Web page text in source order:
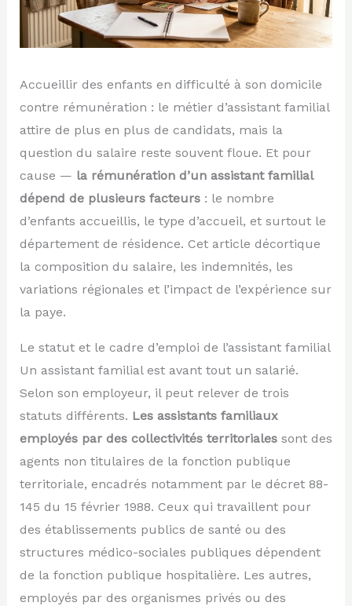
Accueillir des enfants en difficulté à son domicile
contre rémunération : le métier d’assistant familial
attire de plus en plus de candidats, mais la
question du salaire reste souvent floue. Et pour
cause — la rémunération d’un assistant familial
dépend de plusieurs facteurs: le nombre
d’enfants accueillis, le type d’accueil, et surtout le
département de résidence. Cet article décortique
la composition du salaire, les indemnités, les
variations régionales et l’impact de l’expérience sur
la paye.
Le statut et le cadre d’emploi de l’assistant familial
Un assistant familial est avant tout un salarié.
Selon son employeur, il peut relever de trois
statuts différents. Les assistants familiaux
employés par des collectivités territorialessont des
agents non titulaires de la fonction publique
territoriale, encadrés notamment par le décret 88-
145 du 15 février 1988. Ceux qui travaillent pour
des établissements publics de santé ou des
structures médico-sociales publiques dépendent
de la fonction publique hospitalière. Les autres,
employés par des organismes privés ou des